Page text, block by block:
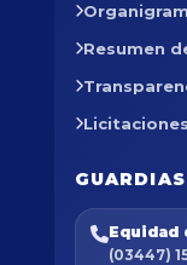
Resumen
Licitaciones
Equidad
(03447)